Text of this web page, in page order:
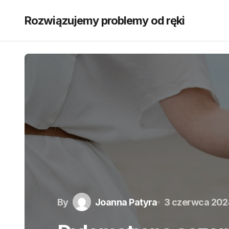
Rozwiązujemy problemy od ręki
By Joanna Patyra 3 czerwca